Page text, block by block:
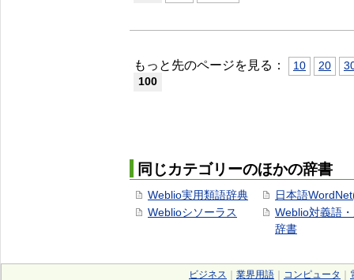
もっと先のページを見る： 10 20
100
同じカテゴリーのほかの辞書
Weblio実用類語辞典
Weblioシソーラス
日本語
Weblio対義語
辞書
ビジネス 業界用語 コンピュータ